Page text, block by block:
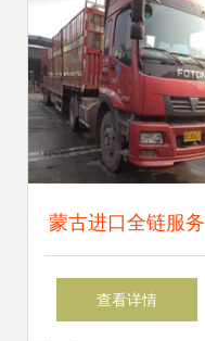
蒙古进口全链服务
报关报检、运输物
查看详情